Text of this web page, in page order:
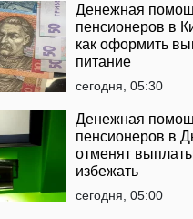
Денежная
пенсионеров в
как оформить
питание
сегодня, 05:30
Денежная
пенсионеров в
отменят
избежать
сегодня, 05:00